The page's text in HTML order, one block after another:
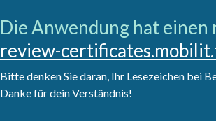
Die Anwendung hat einen
review-
Bitte denken Sie daran, Ihr Lesezeichen bei
Danke für dein Verständnis!